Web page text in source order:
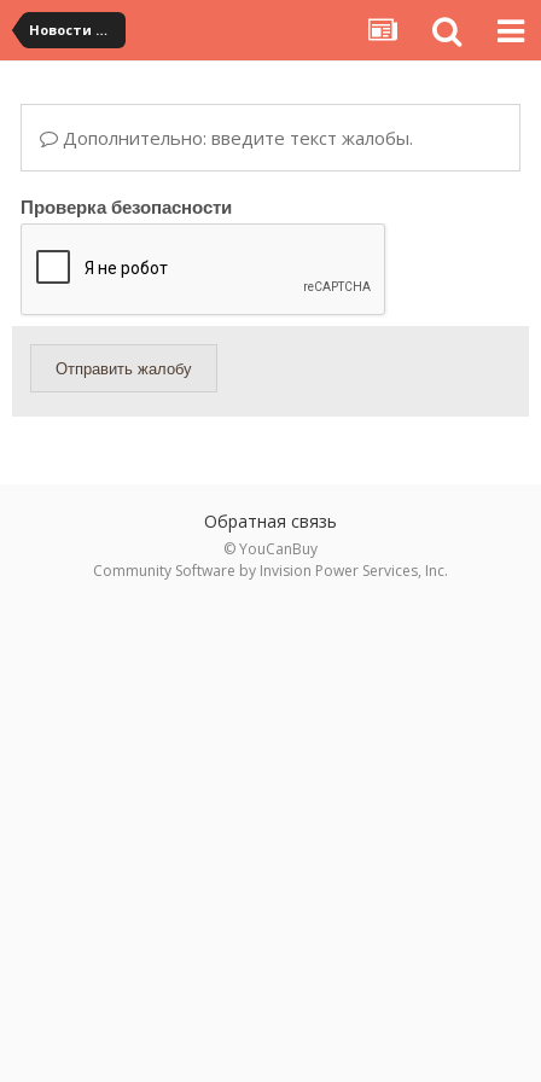
Новости сервиса
Дополнительно: введите текст жалобы.
Проверка безопасности
Отправить жалобу
Обратная связь
© YouCanBuy
Community Software by Invision Power Services, Inc.